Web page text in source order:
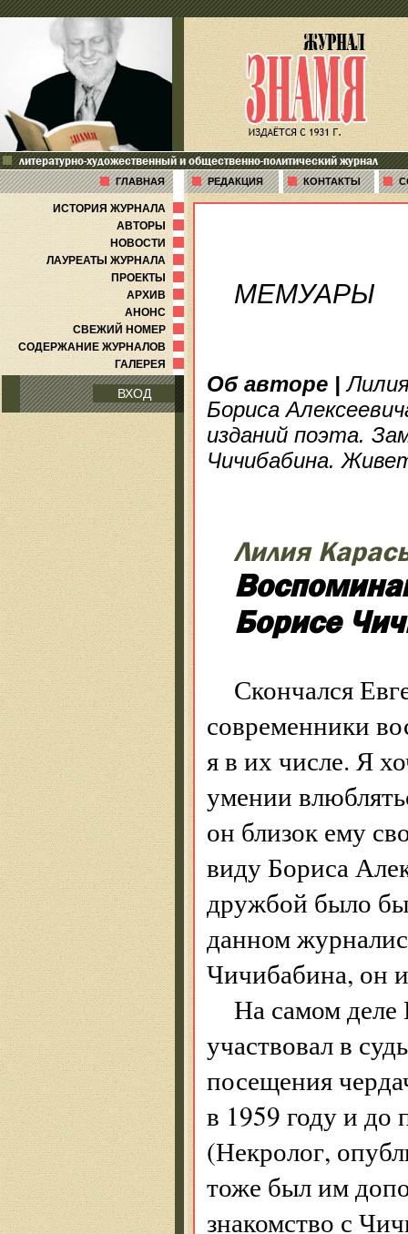
литературно-художественный и общественно-политический журнал
ГЛАВНАЯ РЕДАКЦИЯ КОНТАКТЫ
ИСТОРИЯ ЖУРНАЛА
АВТОРЫ
НОВОСТИ
ЛАУРЕАТЫ ЖУРНАЛА
ПРОЕКТЫ
АРХИВ
АНОНС
СВЕЖИЙ НОМЕР
СОДЕРЖАНИЕ ЖУРНАЛОВ
ГАЛЕРЕЯ
ВХОД
МЕМУАРЫ
Об авторе |
Бориса
изданий поэта.
Чичибабина.
Лилия
Борисе
Скончался
современники
я в их числе. Я
умении
он близок ему
виду Бориса
дружбой было
данном
Чичибабина, он
На самом деле
участвовал в
посещения
в 1959 году и до
(Некролог,
тоже был им
знакомство с